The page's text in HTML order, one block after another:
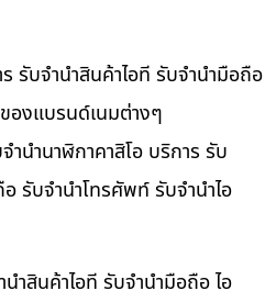
รับจำนำสินค้าไอที รับจำนำมือถือ
องแบรนด์เนมต่างๆ
นำนาฬิกาคาสิโอ บริการ รับ
รับจำนำโทรศัพท์ รับจำนำไอ
ำสินค้าไอที รับจำนำมือถือ ไอ